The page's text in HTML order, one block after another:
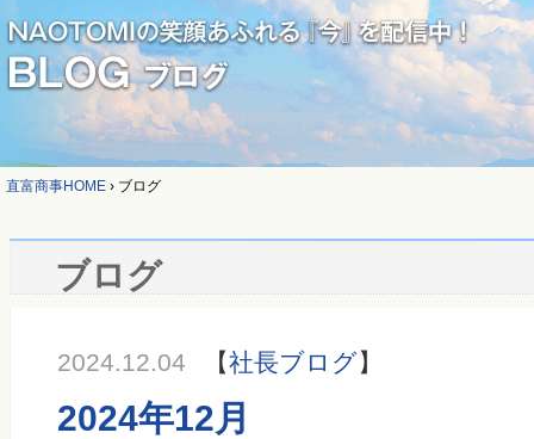
直富商事HOME › ブログ
ブログ
2024.12.04 【社長ブログ】
2024年12月